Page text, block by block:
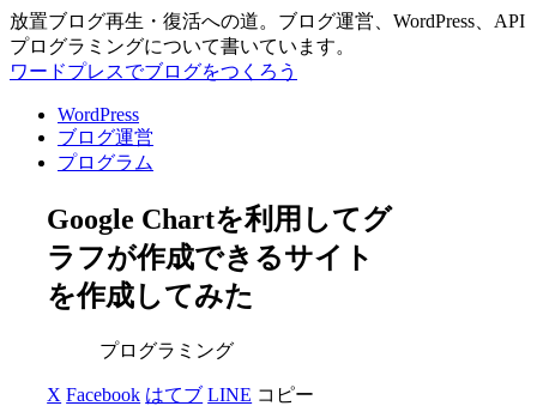
放置ブログ再生・復活への道。ブログ運営、WordPress、API
プログラミングについて書いています。
ワードプレスでブログをつくろう
WordPress
ブログ運営
プログラム
Google Chartを利用してグ
ラフが作成できるサイト
を作成してみた
プログラミング
X Facebook はてブ LINE コピー